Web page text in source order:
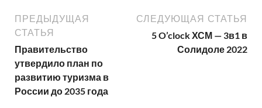
ПРЕДЫДУЩАЯ
СТАТЬЯ
Правительство
утвердило план по
развитию туризма в
России до 2035 года
СЛЕДУЮЩАЯ СТАТЬЯ
5 O’clock ХСМ — 3в1 в
Солидоле 2022